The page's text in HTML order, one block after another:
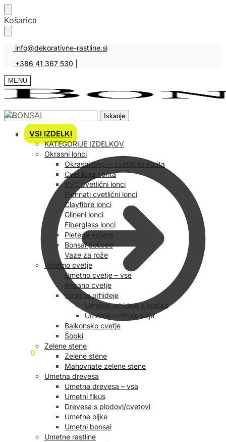
Košarica
info@dekorativne-rastline.si
+386 41 367 530
MENU
Iskanje
Košarica
0
VSI IZDELKI
KATEGORIJE IZDELKOV
Okrasni lonci
Okrasni lonci – cvetlična korita
Cvetlična korita
PVC cvetlični lonci
Plehnati cvetlični lonci
Clayfibre lonci
Glineni lonci
Fiberglass lonci
Pletene košare
Bonsai posode
Vaze za rože
Umetno cvetje
Umetno cvetje – vse
Rezano cvetje
Umetne orhideje
Umetne orhideje v lončku
Umetne orhideje veje
Balkonsko cvetje
Šopki
Zelene stene
Zelene stene
Mahovnate zelene stene
Umetna drevesa
Umetna drevesa – vsa
Umetni fikus
Drevesa s plodovi/cvetovi
Umetne oljke
Umetni bonsai
Umetne rastline